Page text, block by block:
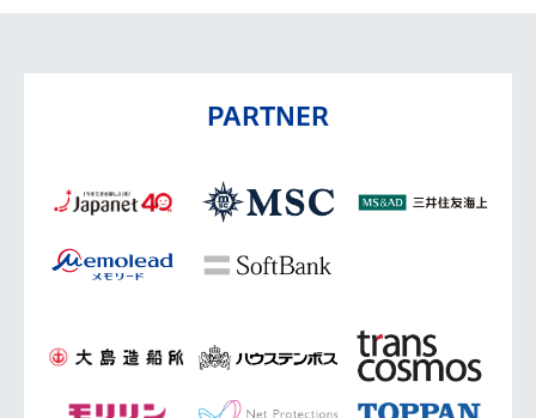
PARTNER